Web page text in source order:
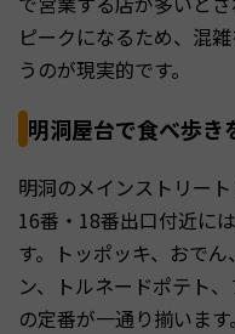
ピークになるため、混
うのが現実的です。
明洞屋台で食べ歩き
明洞のメインストリー
16番・18番出口付近に
す。トッポッキ、おで
ン、トルネードポテト
の定番が一通り揃います。